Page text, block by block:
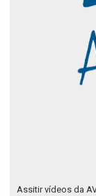
Assitir vídeos da